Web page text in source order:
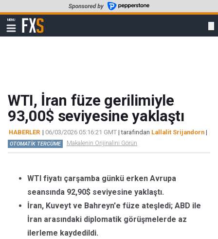
to
main
content
MENU
Show
navigation
FXStreet
WTI, İran füze gerilimiyle
93,00$ seviyesine yaklaştı
HABERLER | 06/03/2026 05:16:21 GMT | tarafından Lallalit Srijandorn |
OTOMATİK TERCÜME Makalenin Orijinalini Görün
WTI fiyatı çarşamba günkü erken Avrupa
seansında 92,90$ seviyesine yaklaştı.
İran, Kuveyt ve Bahreyn'e füze ateşledi; ABD ile
İran arasındaki diplomatik görüşmelerde az
ilerleme kaydedildi.